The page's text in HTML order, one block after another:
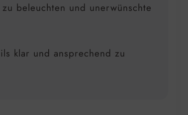
beleuchten und unerwünschte
klar und ansprechend zu